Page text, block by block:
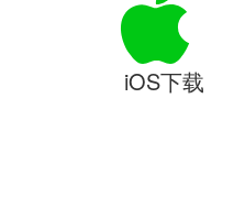
iOS下载